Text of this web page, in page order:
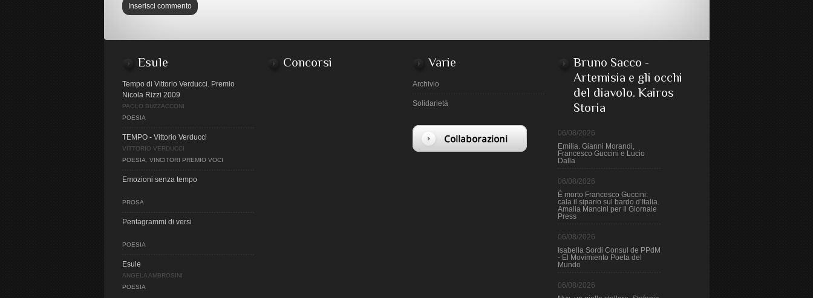
Esule
Tempo di Vittorio Verducci. Premio
Nicola Rizzi 2009
PAOLO BUZZACCONI
POESIA
TEMPO - Vittorio Verducci
VITTORIO VERDUCCI
POESIA
VINCITORI PREMIO VOCI
Emozioni senza tempo
PROSA
Pentagrammi di versi
POESIA
Esule
ANGELA AMBROSINI
POESIA
Concorsi Varie
Archivio
Solidarietà
Bruno Sacco -
Artemisia e gli occhi
del diavolo. Kairos
Storia
06/08/2026
Emilia. Gianni Morandi,
Francesco Guccini e Lucio
Dalla
06/08/2026
È morto Francesco Guccini:
cala il sipario sul bardo d’Italia.
Amalia Mancini per Il Giornale
Press
06/08/2026
Isabella Sordi Consul de PPdM
- El Movimiento Poeta del
Mundo
06/08/2026